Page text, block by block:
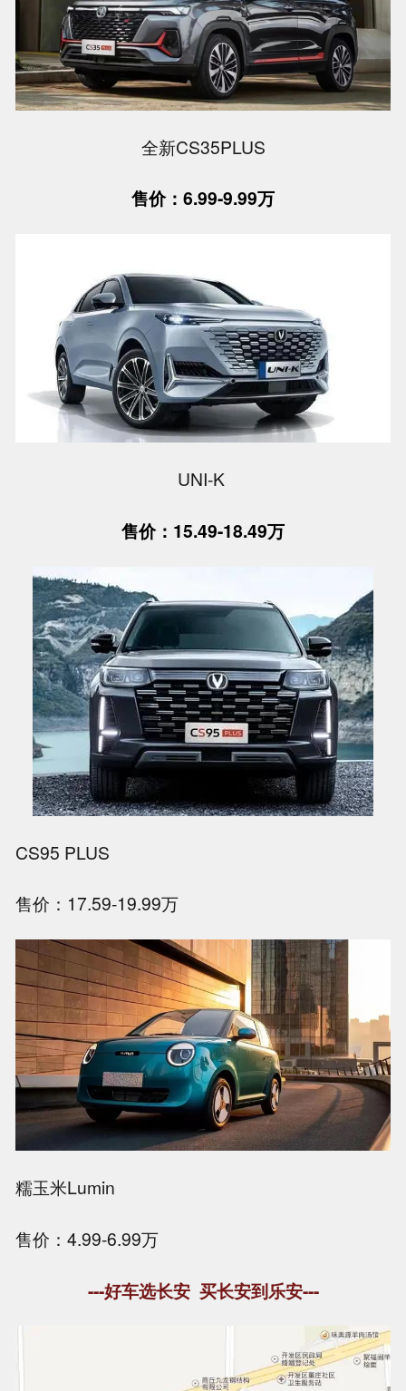
全新CS35PLUS
售价：6.99-9.99万
UNI-K
售价：15.49-18.49万
CS95 PLUS
售价：17.59-19.99万
糯玉米Lumin
售价：4.99-6.99万
---好车选长安 买长安到乐安---